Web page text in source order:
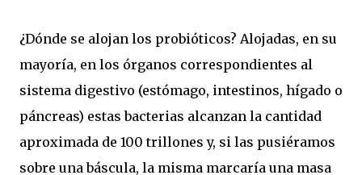
¿Dónde se alojan los probióticos? Alojadas, en su
mayoría, en los órganos correspondientes al
sistema digestivo (estómago, intestinos, hígado o
páncreas) estas bacterias alcanzan la cantidad
aproximada de 100 trillones y, si las pusiéramos
sobre una báscula, la misma marcaría una masa